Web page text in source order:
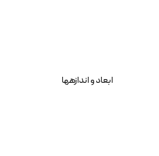
ابعاد و اندازهها